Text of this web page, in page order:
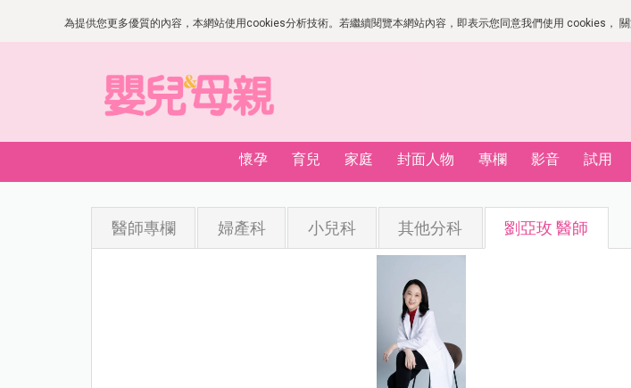
為提供您更多優質的內容，本網站使用cookies分析技術。若繼續閱覽本網站內容，即表示您同意我們使用 cookies，
懷孕 育兒 家庭 封面人物 專欄 影音 試用
醫師專欄 婦產科 小兒科 其他分科 劉亞玫 醫師